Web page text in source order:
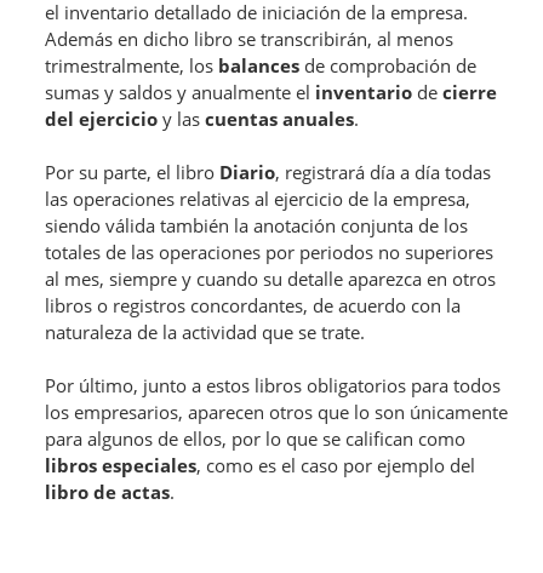
el inventario detallado de iniciación de la empresa.
Además en dicho libro se transcribirán, al menos
trimestralmente, los balances de comprobación de
sumas y saldos y anualmente el inventario decierre
del ejercicio y lascuentas anuales.
Por su parte, el libro Diario, registrará día a día todas
las operaciones relativas al ejercicio de la empresa,
siendo válida también la anotación conjunta de los
totales de las operaciones por periodos no superiores
al mes, siempre y cuando su detalle aparezca en otros
libros o registros concordantes, de acuerdo con la
naturaleza de la actividad que se trate.
Por último, junto a estos libros obligatorios para todos
los empresarios, aparecen otros que lo son únicamente
para algunos de ellos, por lo que se califican como
libros especiales, como es el caso por ejemplo del
libro de actas.